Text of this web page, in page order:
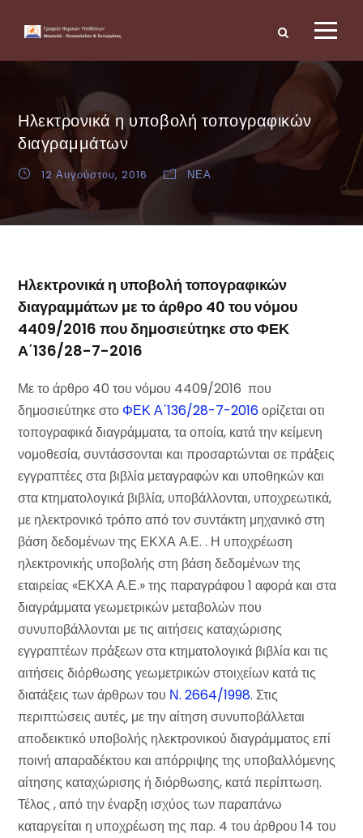
Ηλεκτρονικά η υποβολή τοπογραφικών
διαγραμμάτων
12 Αυγούστου, 2016 ΝΕΑ
Ηλεκτρονικά η υποβολή τοπογραφικών
διαγραμμάτων με το άρθρο 40 του νόμου
4409/2016 που δημοσιεύτηκε στο ΦΕΚ
Α΄136/28-7-2016
Με το άρθρο 40 του νόμου 4409/2016 που
δημοσιεύτηκε στο ΦΕΚ Α΄136/28-7-2016ορίζεται οτι
τοπογραφικά διαγράμματα, τα οποία, κατά την κείμενη
νομοθεσία, συντάσσονται και προσαρτώνται σε πράξεις
εγγραπτέες στα βιβλία μεταγραφών και υποθηκών και
στα κτηματολογικά βιβλία, υποβάλλονται, υποχρεωτικά,
με ηλεκτρονικό τρόπο από τον συντάκτη μηχανικό στη
βάση δεδομένων της ΕΚΧΑ Α.Ε. . Η υποχρέωση
ηλεκτρονικής υποβολής στη βάση δεδομένων της
εταιρείας «ΕΚΧΑ Α.Ε.» της παραγράφου 1 αφορά και στα
διαγράμματα γεωμετρικών μεταβολών που
συνυποβάλλονται με τις αιτήσεις καταχώρισης
εγγραπτέων πράξεων στα κτηματολογικά βιβλία και τις
αιτήσεις διόρθωσης γεωμετρικών στοιχείων κατά τις
διατάξεις των άρθρων του Ν. 2664/1998. Στις
περιπτώσεις αυτές, με την αίτηση συνυποβάλλεται
αποδεικτικό υποβολής ηλεκτρονικού διαγράμματος επί
ποινή απαραδέκτου και απόρριψης της υποβαλλόμενης
αίτησης καταχώρισης ή διόρθωσης, κατά περίπτωση.
Τέλος , από την έναρξη ισχύος των παραπάνω
καταργείται η υποχρέωση της παρ. 4 του άρθρου 14 του